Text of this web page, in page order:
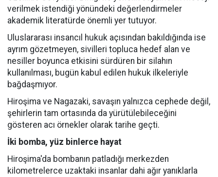
verilmek istendiği yönündeki değerlendirmeler
akademik literatürde önemli yer tutuyor.
Uluslararası insancıl hukuk açısından bakıldığında ise
ayrım gözetmeyen, sivilleri topluca hedef alan ve
nesiller boyunca etkisini sürdüren bir silahın
kullanılması, bugün kabul edilen hukuk ilkeleriyle
bağdaşmıyor.
Hiroşima ve Nagazaki, savaşın yalnızca cephede değil,
şehirlerin tam ortasında da yürütülebileceğini
gösteren acı örnekler olarak tarihe geçti.
İki bomba, yüz binlerce hayat
Hiroşima'da bombanın patladığı merkezden
kilometrelerce uzaktaki insanlar dahi ağır yanıklarla